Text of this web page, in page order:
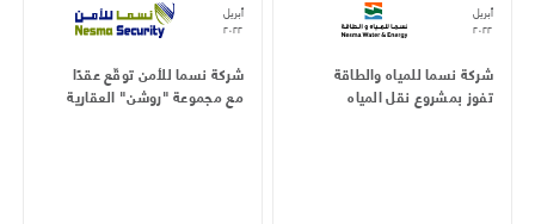
أبريل
شركة نسما للمياه والطاقة
تفوز بمشروع نقل المياه
أبريل
شركة نسما للأمن توقّع عقدًا
مع مجموعة "روشن" العقارية